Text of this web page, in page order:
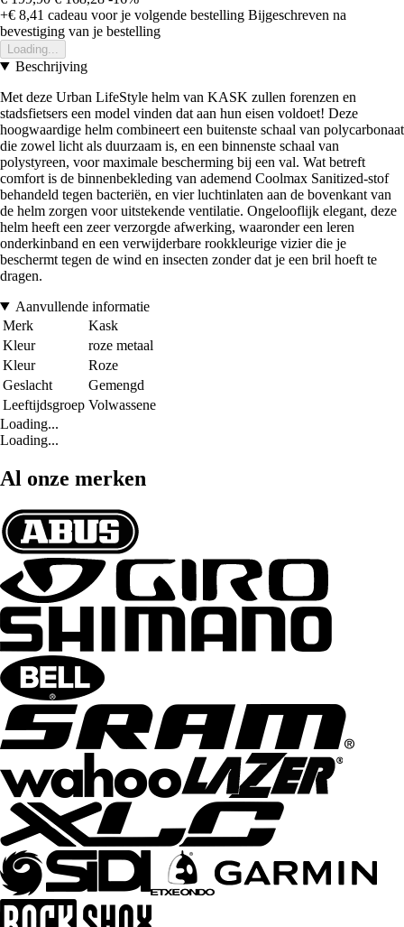
+€ 8,41 cadeau voor je volgende bestelling Bijgeschreven na
bevestiging van je bestelling
Loading...
Beschrijving
Met deze Urban LifeStyle helm van KASK zullen forenzen en
stadsfietsers een model vinden dat aan hun eisen voldoet! Deze
hoogwaardige helm combineert een buitenste schaal van polycarbonaat
die zowel licht als duurzaam is, en een binnenste schaal van
polystyreen, voor maximale bescherming bij een val. Wat betreft
comfort is de binnenbekleding van ademend Coolmax Sanitized-stof
behandeld tegen bacteriën, en vier luchtinlaten aan de bovenkant van
de helm zorgen voor uitstekende ventilatie. Ongelooflijk elegant, deze
helm heeft een zeer verzorgde afwerking, waaronder een leren
onderkinband en een verwijderbare rookkleurige vizier die je
beschermt tegen de wind en insecten zonder dat je een bril hoeft te
dragen.
Aanvullende informatie
Merk
Kask
Kleur
roze metaal
Kleur
Roze
Geslacht
Gemengd
Leeftijdsgroep Volwassene
Loading...
Loading...
Al onze merken